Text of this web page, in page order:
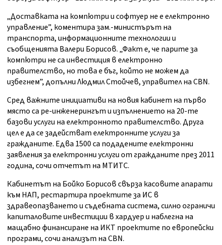
„Доставката на компютри и софтуер не е електронно
управление”, коментира зам.-министърът на
транспорта, информационните технологии и
съобщенията Валери Борисов. „Факт е, че парите за
компютри не са инвестиция в електронно
правителство, но това е бъг, който не можем да
избегнем”, допълни Людмил Стойчев, управител на CBN.
Сред важните инициативи на новия кабинет на първо
място са ре-инженерингът и изпълнението на 20-те
базови услуги на електронното правителство. Друга
цел е да се задействат електронните услуги за
гражданите. Едва 1500 са подадените електронни
заявления за електронни услуги от гражданите през 2011
година, сочи отчетът на МТИТС.
Кабинетът на Бойко Борисов свърза касовите апарати
към НАП, рестартира проектите за ИС в
здравеопазването и съдебната система, силно ограничи
капиталовите инвестиции в хардуер и наблегна на
мащабно финансиране на ИКТ проектите по европейски
програми, сочи анализът на CBN.